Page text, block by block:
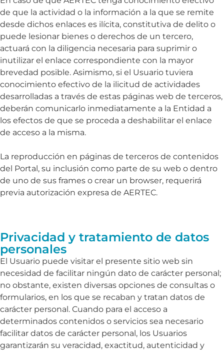
de que la actividad o la información a la que se remite
desde dichos enlaces es ilícita, constitutiva de delito o
puede lesionar bienes o derechos de un tercero,
actuará con la diligencia necesaria para suprimir o
inutilizar el enlace correspondiente con la mayor
brevedad posible. Asimismo, si el Usuario tuviera
conocimiento efectivo de la ilicitud de actividades
desarrolladas a través de estas páginas web de terceros,
deberán comunicarlo inmediatamente a la Entidad a
los efectos de que se proceda a deshabilitar el enlace
de acceso a la misma.
La reproducción en páginas de terceros de contenidos
del Portal, su inclusión como parte de su web o dentro
de uno de sus frames o crear un browser, requerirá
previa autorización expresa de AERTEC.
Privacidad y tratamiento de datos
personales
El Usuario puede visitar el presente sitio web sin
necesidad de facilitar ningún dato de carácter personal;
no obstante, existen diversas opciones de consultas o
formularios, en los que se recaban y tratan datos de
carácter personal. Cuando para el acceso a
determinados contenidos o servicios sea necesario
facilitar datos de carácter personal, los Usuarios
garantizarán su veracidad, exactitud, autenticidad y